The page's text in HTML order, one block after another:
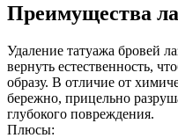
Преимущества
Удаление татуажа бровей
вернуть естественность,
образу. В отличие от
бережно, прицельно
глубокого повреждения.
Плюсы: